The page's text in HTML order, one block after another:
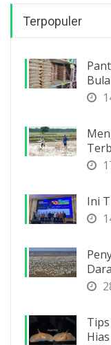
Terpopuler
Ini
Hias